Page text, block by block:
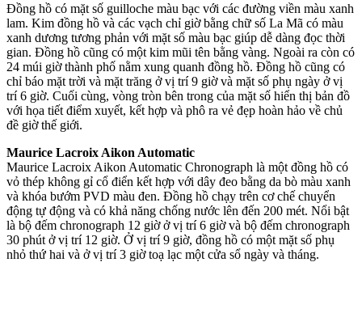
Đồng hồ có mặt số guilloche màu bạc với các đường viền màu xanh
lam. Kim đồng hồ và các vạch chỉ giờ bằng chữ số La Mã có màu
xanh dương tương phản với mặt số màu bạc giúp dễ dàng đọc thời
gian. Đồng hồ cũng có một kim mũi tên bằng vàng. Ngoài ra còn có
24 múi giờ thành phố nằm xung quanh đồng hồ. Đồng hồ cũng có
chỉ báo mặt trời và mặt trăng ở vị trí 9 giờ và mặt số phụ ngày ở vị
trí 6 giờ. Cuối cùng, vòng tròn bên trong của mặt số hiển thị bản đồ
với họa tiết điểm xuyết, kết hợp và phô ra vẻ đẹp hoàn hảo về chủ
đề giờ thế giới.
Maurice Lacroix Aikon Automatic
Maurice Lacroix Aikon Automatic Chronograph là một đồng hồ có
vỏ thép không gỉ cổ điển kết hợp với dây đeo bằng da bò màu xanh
và khóa bướm PVD màu đen. Đồng hồ chạy trên cơ chế chuyển
động tự động và có khả năng chống nước lên đến 200 mét. Nổi bật
là bộ đếm chronograph 12 giờ ở vị trí 6 giờ và bộ đếm chronograph
30 phút ở vị trí 12 giờ. Ở vị trí 9 giờ, đồng hồ có một mặt số phụ
nhỏ thứ hai và ở vị trí 3 giờ toạ lạc một cửa sổ ngày và tháng.